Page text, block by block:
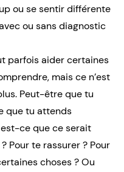
ou se sentir différente
ou sans diagnostic
parfois aider certaines
mais ce n’est
Peut-être que tu
que tu attends
ce que ce serait
Pour te rassurer ? Pour
choses ? Ou